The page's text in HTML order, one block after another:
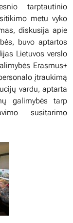
tarptautinio
metu vyko
diskusija apie
buvo aptartos
Lietuvos verslo
Erasmus+
įtraukimą
vardu, aptarta
galimybės tarp
susitarimo